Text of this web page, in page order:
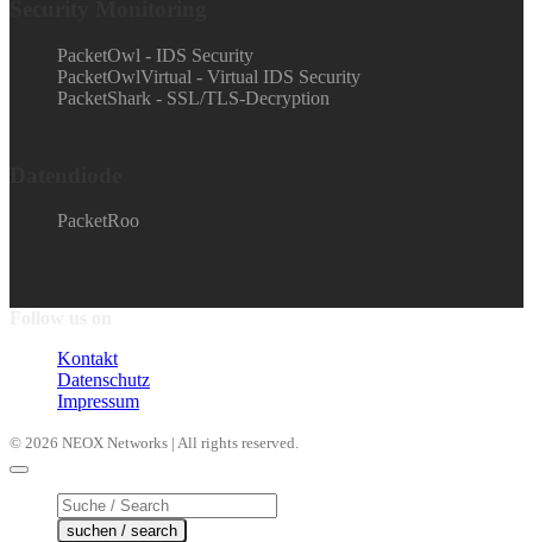
PacketOwl - IDS Security
PacketOwlVirtual - Virtual IDS Security
PacketShark - SSL/TLS-Decryption
PacketRoo
Kontakt
Datenschutz
Impressum
© 2026 NEOX Networks | All rights reserved.
Products
search
suchen / search